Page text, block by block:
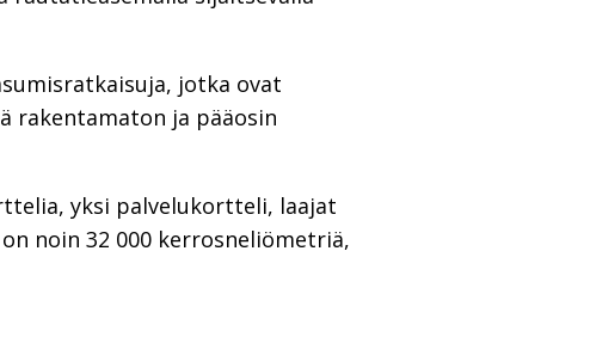
jotka ovat
rakentamaton ja pääosin
yksi palvelukortteli, laajat
noin 32 000 kerrosneliömetriä,